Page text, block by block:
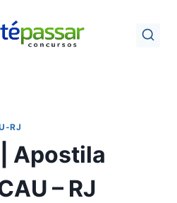
RJ
Apostila
– RJ